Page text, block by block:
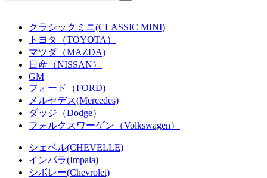
クラシックミニ(CLASSIC MINI)
トヨタ（TOYOTA）
マツダ（MAZDA)
日産（NISSAN）
GM
フォード（FORD)
メルセデス(Mercedes)
ダッジ（Dodge）
フォルクスワーゲン（Volkswagen）
シェベル(CHEVELLE)
インパラ(Impala)
シボレー(Chevrolet)